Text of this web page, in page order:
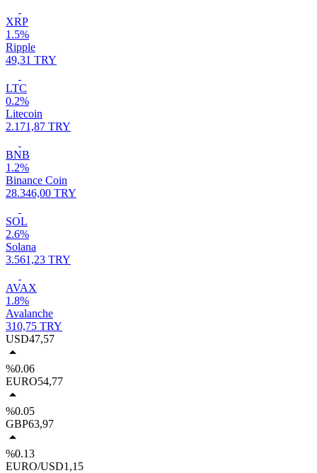
XRP
1.5%
Ripple
49,31 TRY
LTC
0.2%
Litecoin
2.171,87 TRY
BNB
1.2%
Binance Coin
28.346,00 TRY
SOL
2.6%
Solana
3.561,23 TRY
AVAX
1.8%
Avalanche
310,75 TRY
USD47,57
%0.06
EURO54,77
%0.05
GBP63,97
%0.13
EURO/USD1,15